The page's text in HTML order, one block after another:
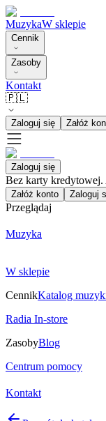
MuzykaW sklepie
Cennik
Zasoby
Kontakt
🇵🇱
Zaloguj się Załóż
Zaloguj się
Bez karty
Załóż konto Zaloguj
Przeglądaj
Muzyka
W sklepie
CennikKatalog
Radia In-store
ZasobyBlog
Centrum pomocy
Kontakt